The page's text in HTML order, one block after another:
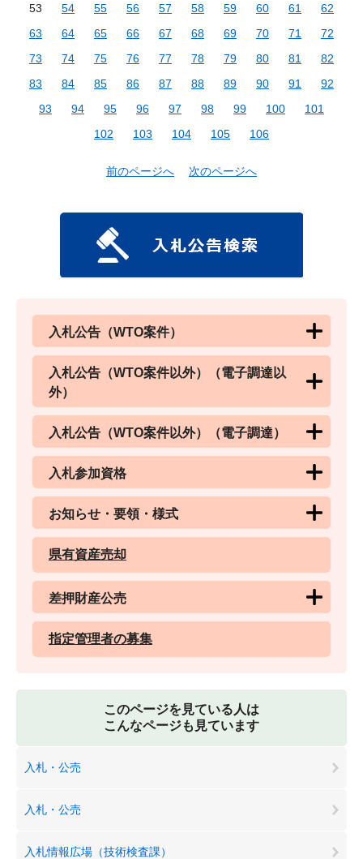
53
54 55 56 57 58 59 60 61
62
63
64 65 66 67 68 69 70 71
72
73
74 75 76 77 78 79 80 81
82
83
84 85 86 87 88 89 90 91
92
93
94 95 96 97 98 99 100
101
102
103 104 105 106
前のページへ 次のページへ
入札公告（WTO案件）
入札公告（WTO案件以外）（電子調達以
外）
入札公告（WTO案件以外）（電子調達）
入札参加資格
お知らせ・要領・様式
県有資産売却
差押財産公売
指定管理者の募集
このページを見ている人は
こんなページも見ています
入札・公売
入札・公売
入札情報広場（技術検査課）